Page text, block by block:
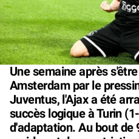
Une semaine après
Amsterdam par le
Juventus, l'Ajax a été
succès logique à Turin
d'adaptation. Au bout de